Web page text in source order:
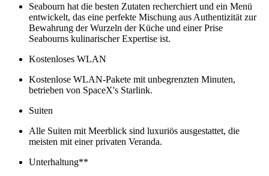
Seabourn hat die besten Zutaten recherchiert und ein Menü
entwickelt, das eine perfekte Mischung aus Authentizität zur
Bewahrung der Wurzeln der Küche und einer Prise
Seabourns kulinarischer Expertise ist.
Kostenloses WLAN
Kostenlose WLAN-Pakete mit unbegrenzten Minuten,
betrieben von SpaceX's Starlink.
Suiten
Alle Suiten mit Meerblick sind luxuriös ausgestattet, die
meisten mit einer privaten Veranda.
Unterhaltung**